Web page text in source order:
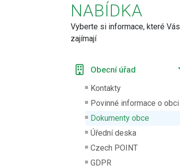
NABÍDKA
Vyberte si informace, které Vás
zajímají
Obecní úřad
Kontakty
Povinné informace o obci
Dokumenty obce
Úřední deska
Czech POINT
GDPR